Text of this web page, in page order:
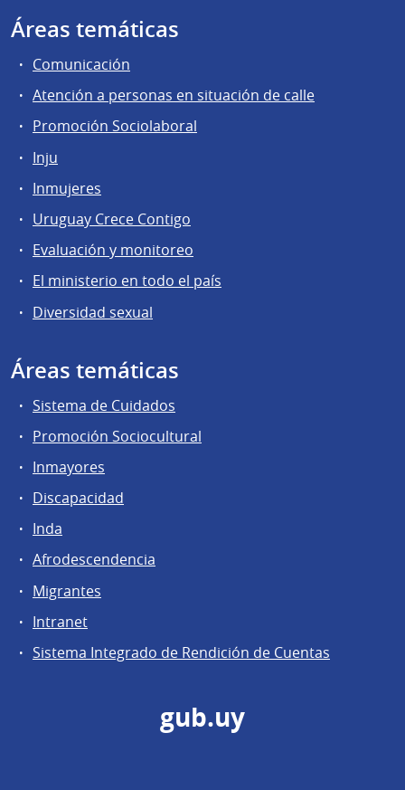
Áreas temáticas
Comunicación
Atención a personas en situación de calle
Promoción Sociolaboral
Inju
Inmujeres
Uruguay Crece Contigo
Evaluación y monitoreo
El ministerio en todo el país
Diversidad sexual
Áreas temáticas
Sistema de Cuidados
Promoción Sociocultural
Inmayores
Discapacidad
Inda
Afrodescendencia
Migrantes
Intranet
Sistema Integrado de Rendición de Cuentas
gub.uy